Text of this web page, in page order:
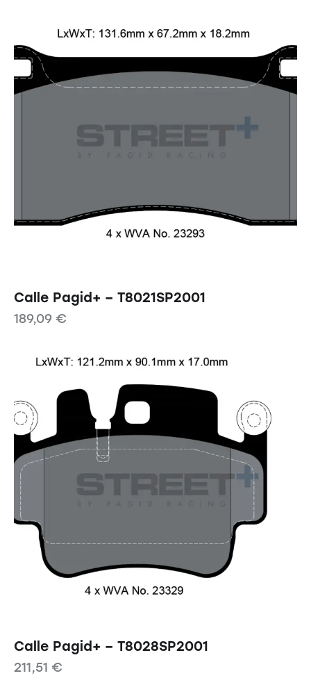
Calle Pagid+ – T8021SP2001
189,09 €
Calle Pagid+ – T8028SP2001
211,51 €